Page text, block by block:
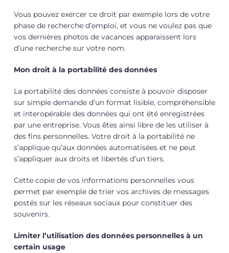
Vous pouvez exercer ce droit par exemple lors de votre
phase de recherche d’emploi, et vous ne voulez pas que
vos dernières photos de vacances apparaissent lors
d’une recherche sur votre nom.
Mon droit à la portabilité des données
La portabilité des données consiste à pouvoir disposer
sur simple demande d’un format lisible, compréhensible
et interopérable des données qui ont été enregistrées
par une entreprise. Vous êtes ainsi libre de les utiliser à
des fins personnelles. Votre droit à la portabilité ne
s’applique qu’aux données automatisées et ne peut
s’appliquer aux droits et libertés d’un tiers.
Cette copie de vos informations personnelles vous
permet par exemple de trier vos archives de messages
postés sur les réseaux sociaux pour constituer des
souvenirs.
Limiter l’utilisation des données personnelles à un
certain usage